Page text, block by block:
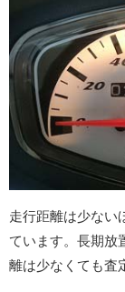
走行距離は少ない
ています。長期放
離は少なくても査